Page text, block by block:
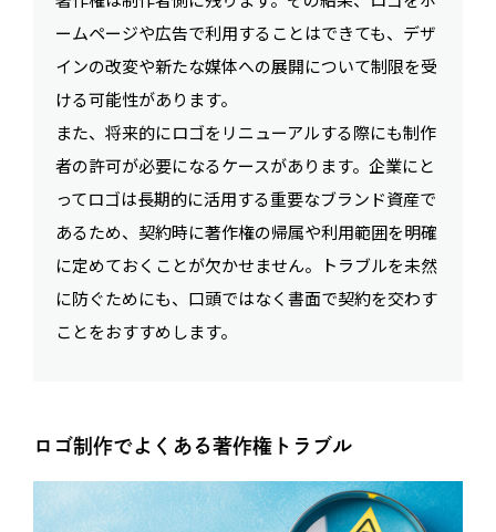
ームページや広告で利用することはできても、デザ
インの改変や新たな媒体への展開について制限を受
ける可能性があります。
また、将来的にロゴをリニューアルする際にも制作
者の許可が必要になるケースがあります。企業にと
ってロゴは長期的に活用する重要なブランド資産で
あるため、契約時に著作権の帰属や利用範囲を明確
に定めておくことが欠かせません。トラブルを未然
に防ぐためにも、口頭ではなく書面で契約を交わす
ことをおすすめします。
ロゴ制作でよくある著作権トラブル